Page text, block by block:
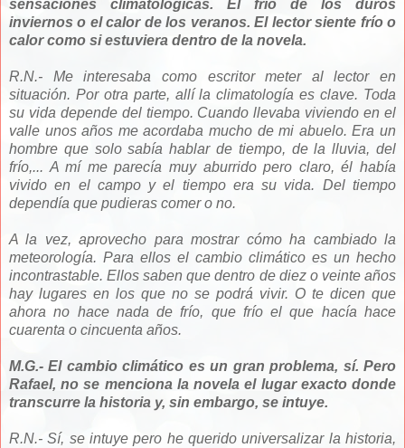
sensaciones climatológicas. El frío de los duros
inviernos o el calor de los veranos. El lector siente frío o
calor como si estuviera dentro de la novela.
R.N.- Me interesaba como escritor meter al lector en
situación. Por otra parte, allí la climatología es clave. Toda
su vida depende del tiempo. Cuando llevaba viviendo en el
valle unos años me acordaba mucho de mi abuelo. Era un
hombre que solo sabía hablar de tiempo, de la lluvia, del
frío,... A mí me parecía muy aburrido pero claro, él había
vivido en el campo y el tiempo era su vida. Del tiempo
dependía que pudieras comer o no.
A la vez, aprovecho paramostrar cómo ha cambiado la
meteorología. Para ellos el cambio climático es un hecho
incontrastable. Ellos saben que dentro de diez o veinte años
hay lugares en los que no se podrá vivir. O te dicen que
ahora no hace nada de frío, que frío el que hacía hace
cuarenta o cincuenta años.
M.G.- El cambio climático es un gran problema, sí. Pero
Rafael, no se menciona la novela el lugar exacto donde
transcurre la historia y, sin embargo, se intuye.
R.N.- Sí, se intuye pero he querido universalizar la historia,